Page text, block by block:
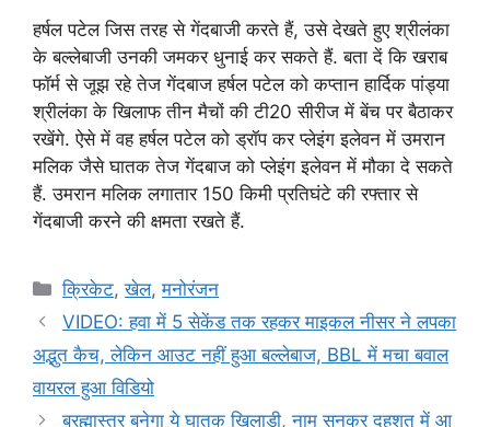
हर्षल पटेल जिस तरह से गेंदबाजी करते हैं, उसे देखते हुए श्रीलंका
के बल्लेबाजी उनकी जमकर धुनाई कर सकते हैं. बता दें कि खराब
फॉर्म से जूझ रहे तेज गेंदबाज हर्षल पटेल को कप्तान हार्दिक पांड्या
श्रीलंका के खिलाफ तीन मैचों की टी20 सीरीज में बेंच पर बैठाकर
रखेंगे. ऐसे में वह हर्षल पटेल को ड्रॉप कर प्लेइंग इलेवन में उमरान
मलिक जैसे घातक तेज गेंदबाज को प्लेइंग इलेवन में मौका दे सकते
हैं. उमरान मलिक लगातार 150 किमी प्रतिघंटे की रफ्तार से
गेंदबाजी करने की क्षमता रखते हैं.
Categories
क्रिकेट,खेल,मनोरंजन
VIDEO: हवा में 5 सेकेंड तक रहकर माइकल नीसर ने लपका
अद्भुत कैच, लेकिन आउट नहीं हुआ बल्लेबाज, BBL में मचा बवाल
वायरल हुआ विडियो
ब्रह्मास्त्र बनेगा ये घातक खिलाड़ी, नाम सुनकर दहशत में आ